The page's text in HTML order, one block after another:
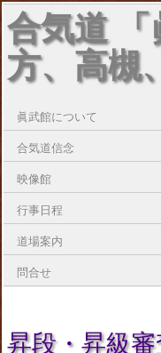
合気道 「
方、高槻
眞武館について
合気道信念
映像館
行事日程
道場案内
問合せ
昇段・昇級